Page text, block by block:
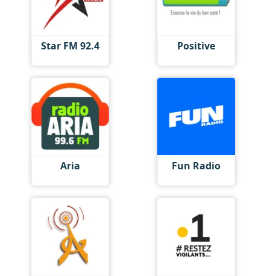
Star FM 92.4 Positive
Aria Fun Radio